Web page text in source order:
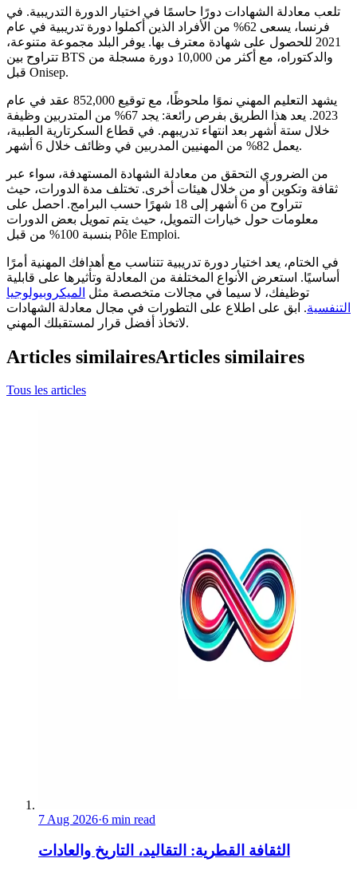
تلعب معادلة الشهادات دورًا حاسمًا في اختيار الدورة التدريبية. في
فرنسا، يسعى 62% من الأفراد الذين أكملوا دورة تدريبية في عام
2021 للحصول على شهادة معترف بها. يوفر البلد مجموعة متنوعة،
تتراوح بين BTS والدكتوراه، مع أكثر من 10,000 دورة مسجلة من
قبل Onisep.
يشهد التعليم المهني نموًا ملحوظًا، مع توقيع 852,000 عقد في عام
2023. يعد هذا الطريق بفرص رائعة: يجد 67% من المتدربين وظيفة
خلال ستة أشهر بعد انتهاء تدريبهم. في قطاع السكرتارية الطبية،
يعمل 82% من المهنيين المدربين في وظائف خلال 6 أشهر.
من الضروري التحقق من معادلة الشهادة المستهدفة، سواء عبر
ثقافة وتكوين أو من خلال هيئات أخرى. تختلف مدة الدورات، حيث
تتراوح من 6 أشهر إلى 18 شهرًا حسب البرامج. احصل على
معلومات حول خيارات التمويل، حيث يتم تمويل بعض الدورات
بنسبة 100% من قبل Pôle Emploi.
في الختام، يعد اختيار دورة تدريبية تتناسب مع أهدافك المهنية أمرًا
أساسيًا. استعرض الأنواع المختلفة من المعادلة وتأثيرها على قابلية
توظيفك، لا سيما في مجالات متخصصة مثل الميكروبيولوجيا
التنفسية. ابق على اطلاع على التطورات في مجال معادلة الشهادات
لاتخاذ أفضل قرار لمستقبلك المهني.
Articles similairesArticles similaires
Tous les articles
7 Aug 2026·6 min read
الثقافة القطرية: التقاليد، التاريخ والعادات